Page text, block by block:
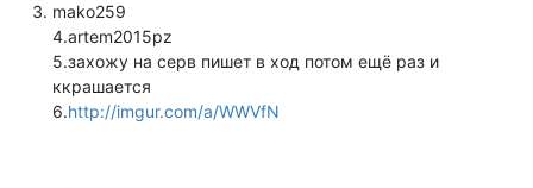
mako259
4.artem2015pz
5.захожу на серв пишет в ход потом ещё раз и
ккрашается
6.http://imgur.com/a/WWVfN